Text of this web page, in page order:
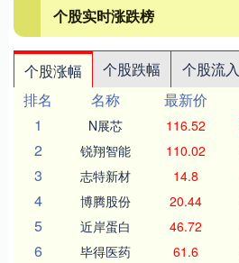
个股实时涨跌榜
个股涨幅 个股跌幅 个股流入
排名
名称 最新价
1
N展芯 116.52
2 锐翔智能 110.02
3 志特新材 14.8
4 博腾股份 20.44
5 近岸蛋白 46.72
6 毕得医药 61.6